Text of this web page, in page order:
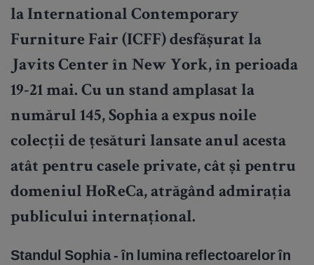
la International Contemporary
Furniture Fair (ICFF) desfășurat la
Javits Center în New York, în perioada
19-21 mai. Cu un stand amplasat la
numărul 145, Sophia a expus noile
colecții de țesături lansate anul acesta
atât pentru casele private, cât și pentru
domeniul HoReCa, atrăgând admirația
publicului internațional.
Standul Sophia - în lumina reflectoarelor în